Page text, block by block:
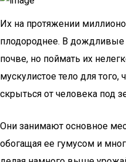
Их на протяжении
плодороднее. В
почве, но поймать их
мускулистое тело для того,
скрыться от человека под
Они занимают основное
обогащая ее гумусом и